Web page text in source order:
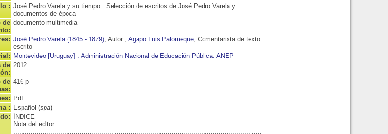
: José Pedro Varela y su tiempo : Selección de escritos de José Pedro Varela y
documentos de época
de documento multimedia
José Pedro Varela (1845 - 1879) , Autor ; Agapo Luis Palomeque , Comentarista de texto
escrito
Montevideo [Uruguay] : Administración Nacional de Educación Pública. ANEP
de 2012
de 416 p
Pdf
: Español (spa)
ÍNDICE
Nota del editor